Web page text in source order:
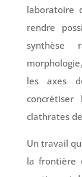
laboratoire
rendre
synthèse
les axes
concrétiser
clathrates
Un travail
la frontière